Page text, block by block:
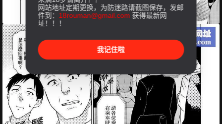
网站地址定期更换，为防迷路请截图保存，发邮
件到： 18rouman@gmail.com 获得最新网
址！！！
我记住啦